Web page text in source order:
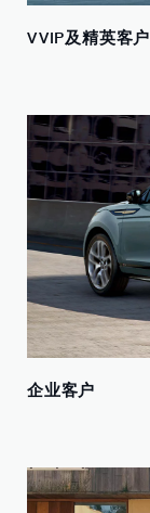
VVIP及精英客户
企业客户